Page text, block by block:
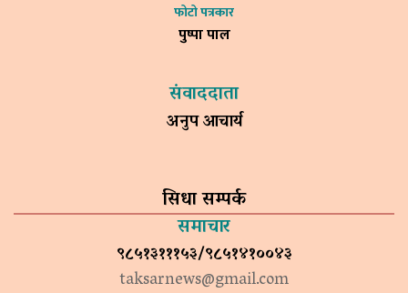
फोटो पत्रकार
पुष्पा पाल
संवाददाता
अनुप आचार्य
सिधा सम्पर्क
समाचार
९८५१३१११५३/९८५१४१००४३
taksarnews@gmail.com